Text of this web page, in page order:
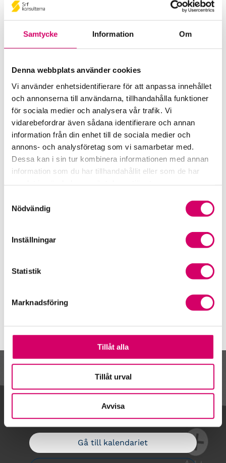
Samtycke Information Om
Denna webbplats använder cookies
Vi använder enhetsidentifierare för att anpassa innehållet
och annonserna till användarna, tillhandahålla funktioner
för sociala medier och analysera vår trafik. Vi
vidarebefordrar även sådana identifierare och annan
information från din enhet till de sociala medier och
annons- och analysföretag som vi samarbetar med.
Dessa kan i sin tur kombinera informationen med annan
information som du har tillhandahållit eller som de har
Nödvändig
Inställningar
Statistik
Marknadsföring
Tillåt alla
Tillåt urval
Avvisa
Prenumerera på våra nyhetsbrev
Pressrum
Samverkan med myndigheter och organisationer
Srf Fokusrapport 2024 – insikter för hållbart
företagande
Våra nyhetskanaler
Tidningen Konsulten
Srf Nyhetsbevakning
Gå till kalendariet